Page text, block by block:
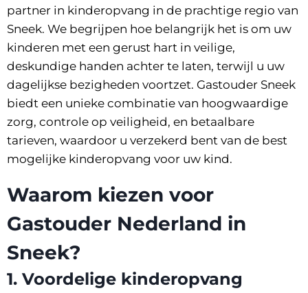
partner in kinderopvang in de prachtige regio van
Sneek. We begrijpen hoe belangrijk het is om uw
kinderen met een gerust hart in veilige,
deskundige handen achter te laten, terwijl u uw
dagelijkse bezigheden voortzet. Gastouder Sneek
biedt een unieke combinatie van hoogwaardige
zorg, controle op veiligheid, en betaalbare
tarieven, waardoor u verzekerd bent van de best
mogelijke kinderopvang voor uw kind.
Waarom kiezen voor
Gastouder Nederland in
Sneek?
1. Voordelige kinderopvang